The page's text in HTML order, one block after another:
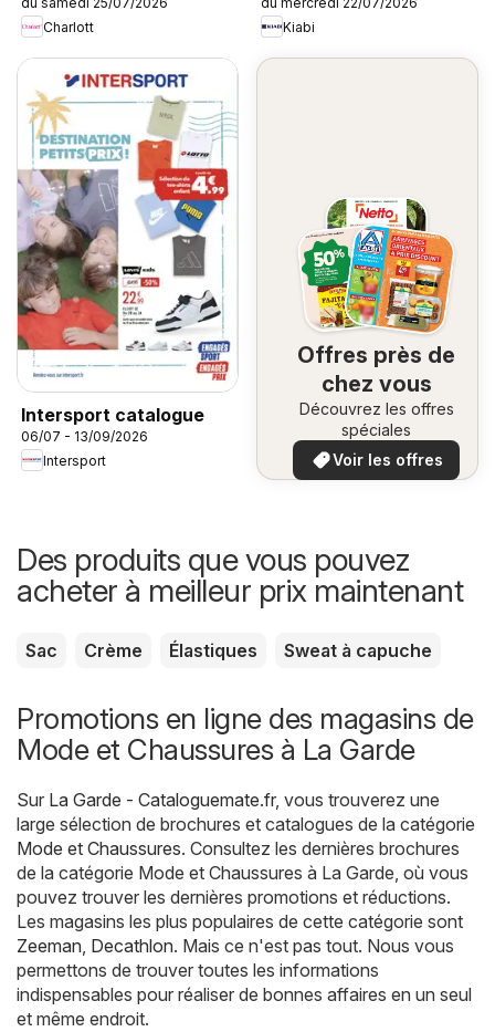
Charlott
Kiabi
Intersport catalogue
06/07 - 13/09/2026
Intersport
Offres près de
chez vous
Découvrez les offres
spéciales
Voir les offres
Des produits que vous pouvez
acheter à meilleur prix maintenant
Sac Crème Élastiques Sweat à capuche
Promotions en ligne des magasins de
Mode et Chaussures à La Garde
Sur La Garde - Cataloguemate.fr, vous trouverez une
large sélection de brochures et catalogues de la catégorie
Mode et Chaussures. Consultez les dernières brochures
de la catégorie Mode et Chaussures à La Garde, où vous
pouvez trouver les dernières promotions et réductions.
Les magasins les plus populaires de cette catégorie sont
Zeeman, Decathlon. Mais ce n'est pas tout. Nous vous
permettons de trouver toutes les informations
indispensables pour réaliser de bonnes affaires en un seul
et même endroit.